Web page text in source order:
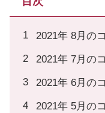
2021年 8月の
2021年 7月の
2021年 6月の
2021年 5月の